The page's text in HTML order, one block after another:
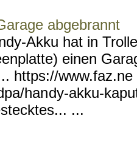
abgebrannt
Akku hat in
einen
https://www.faz.ne
handy-akku-
...